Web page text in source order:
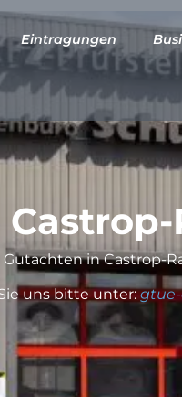
Eintragungen
in Castrop-
uns bitte unter:gtue-